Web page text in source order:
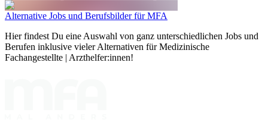
Alternative Jobs und Berufsbilder für MFA
Hier findest Du eine Auswahl von ganz unterschiedlichen Jobs und
Berufen inklusive vieler Alternativen für Medizinische
Fachangestellte | Arzthelfer:innen!